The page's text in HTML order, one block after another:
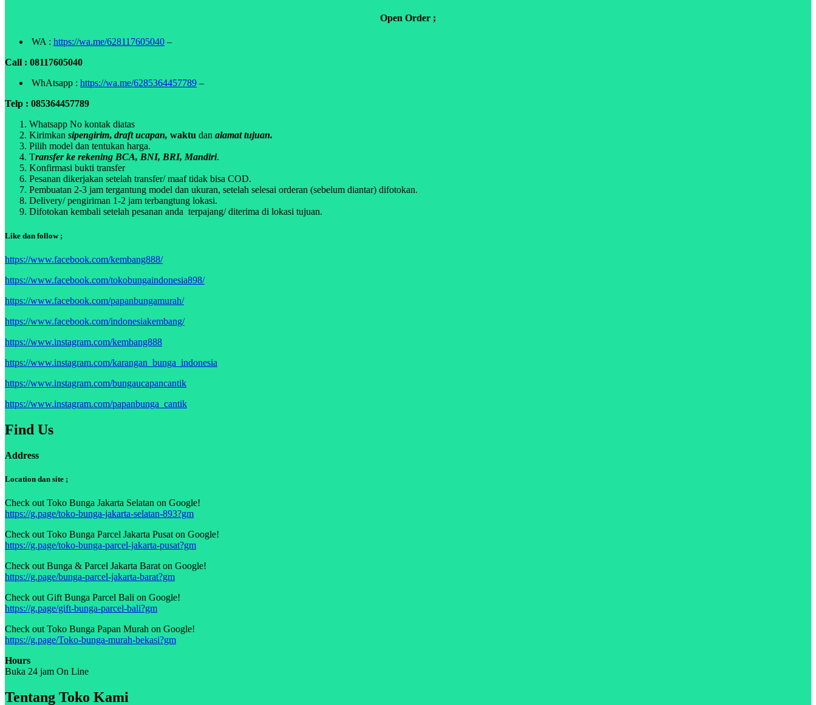
Open Order ;
WA : https://wa.me/628117605040 –
Call : 08117605040
WhAtsapp : https://wa.me/6285364457789 –
Telp : 085364457789
Whatsapp No kontak diatas
Kirimkan sipengirim, draft ucapan, waktu dan alamat tujuan.
Pilih model dan tentukan harga.
Transfer ke rekening BCA, BNI, BRI, Mandiri.
Konfirmasi bukti transfer
Pesanan dikerjakan setelah transfer/ maaf tidak bisa COD.
Pembuatan 2-3 jam tergantung model dan ukuran, setelah selesai orderan (sebelum diantar) difotokan.
Delivery/ pengiriman 1-2 jam terbangtung lokasi.
Difotokan kembali setelah pesanan anda terpajang/ diterima di lokasi tujuan.
Like dan follow ;
https://www.facebook.com/kembang888/
https://www.facebook.com/tokobungaindonesia898/
https://www.facebook.com/papanbungamurah/
https://www.facebook.com/indonesiakembang/
https://www.instagram.com/kembang888
https://www.instagram.com/karangan_bunga_indonesia
https://www.instagram.com/bungaucapancantik
https://www.instagram.com/papanbunga_cantik
Find Us
Address
Location dan site ;
Check out Toko Bunga Jakarta Selatan on Google!
https://g.page/toko-bunga-jakarta-selatan-893?gm
Check out Toko Bunga Parcel Jakarta Pusat on Google!
https://g.page/toko-bunga-parcel-jakarta-pusat?gm
Check out Bunga & Parcel Jakarta Barat on Google!
https://g.page/bunga-parcel-jakarta-barat?gm
Check out Gift Bunga Parcel Bali on Google!
https://g.page/gift-bunga-parcel-bali?gm
Check out Toko Bunga Papan Murah on Google!
https://g.page/Toko-bunga-murah-bekasi?gm
Hours
Buka 24 jam On Line
Tentang Toko Kami